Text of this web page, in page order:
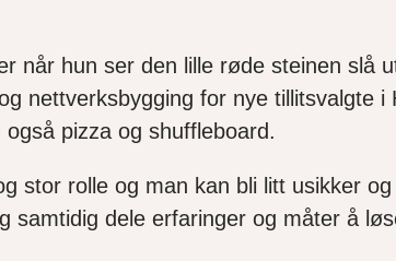
når hun ser den lille røde steinen slå
nettverksbygging for nye tillitsvalgte
pizza og shuffleboard.
stor rolle og man kan bli litt usikker
samtidig dele erfaringer og måter å